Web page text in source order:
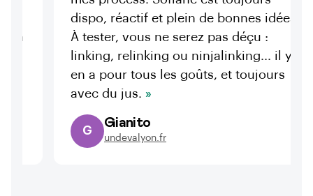
de la
dispo, réactif et plein de bonnes
À tester, vous ne serez pas déçu :
linking, relinking ou ninjalinking...
en a pour tous les goûts, et
avec du jus.
G
Gianito
undevalyon.fr